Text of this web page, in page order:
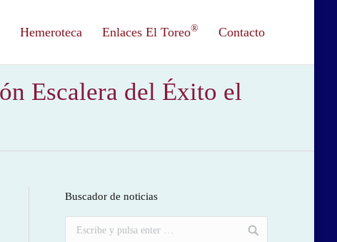
Hemeroteca Enlaces El Toreo® Contacto
Escalera del Éxito el
Buscador de noticias